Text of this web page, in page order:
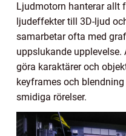
Ljudmotorn hanterar allt
ljudeffekter till 3D-ljud
samarbetar ofta med
uppslukande
göra karaktärer och
keyframes och
smidiga rörelser.